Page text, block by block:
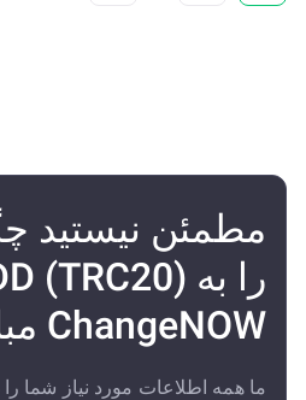
ChangeNOW مبادله کنید؟
ما همه اطلاعات مورد نیاز شما